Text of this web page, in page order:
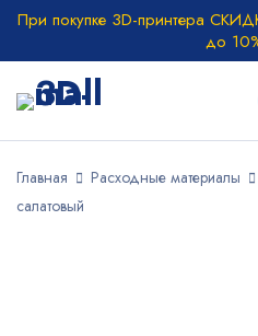
При покупке 3D-принтера
до
Главная Расходные материалы
салатовый